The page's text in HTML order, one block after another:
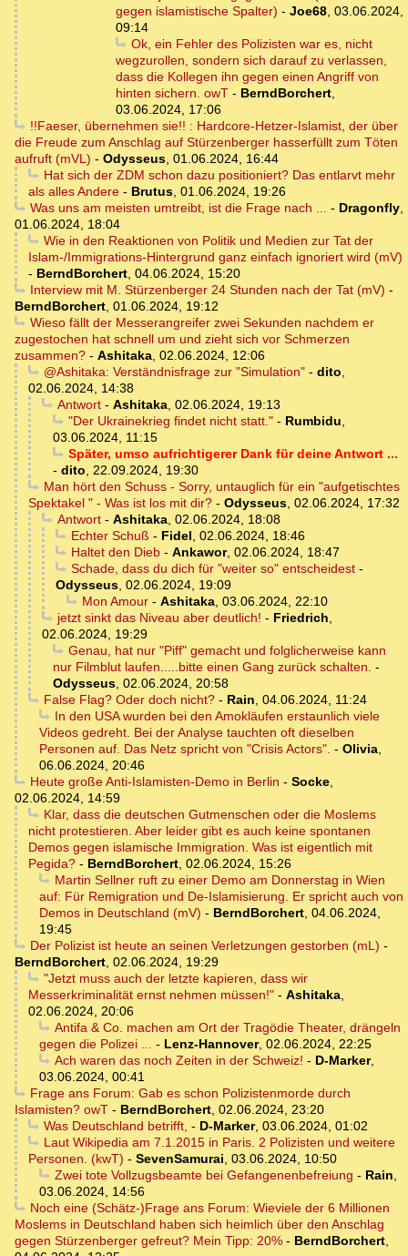
gegen islamistische Spalter) - Joe68, 03.06.2024,
09:14
Ok, ein Fehler des Polizisten war es, nicht
wegzurollen, sondern sich darauf zu verlassen,
dass die Kollegen ihn gegen einen Angriff von
hinten sichern. owT - BerndBorchert,
03.06.2024, 17:06
!!Faeser, übernehmen sie!! : Hardcore-Hetzer-Islamist, der über
die Freude zum Anschlag auf Stürzenberger hasserfüllt zum Töten
aufruft (mVL) - Odysseus, 01.06.2024, 16:44
Hat sich der ZDM schon dazu positioniert? Das entlarvt mehr
als alles Andere - Brutus, 01.06.2024, 19:26
Was uns am meisten umtreibt, ist die Frage nach ... - Dragonfly,
01.06.2024, 18:04
Wie in den Reaktionen von Politik und Medien zur Tat der
Islam-/Immigrations-Hintergrund ganz einfach ignoriert wird (mV)
- BerndBorchert, 04.06.2024, 15:20
Interview mit M. Stürzenberger 24 Stunden nach der Tat (mV) -
BerndBorchert, 01.06.2024, 19:12
Wieso fällt der Messerangreifer zwei Sekunden nachdem er
zugestochen hat schnell um und zieht sich vor Schmerzen
zusammen? - Ashitaka, 02.06.2024, 12:06
@Ashitaka: Verständnisfrage zur "Simulation"- dito,
02.06.2024, 14:38
Antwort- Ashitaka, 02.06.2024, 19:13
"Der Ukrainekrieg findet nicht statt."- Rumbidu,
03.06.2024, 11:15
Später, umso aufrichtigerer Dank für deine Antwort ...
- dito, 22.09.2024, 19:30
Man hört den Schuss - Sorry, untauglich für ein "aufgetischtes
Spektakel " - Was ist los mit dir? - Odysseus, 02.06.2024, 17:32
Antwort- Ashitaka, 02.06.2024, 18:08
Echter Schuß - Fidel, 02.06.2024, 18:46
Haltet den Dieb- Ankawor, 02.06.2024, 18:47
Schade, dass du dich für "weiter so" entscheidest-
Odysseus, 02.06.2024, 19:09
Mon Amour- Ashitaka, 03.06.2024, 22:10
jetzt sinkt das Niveau aber deutlich! - Friedrich,
02.06.2024, 19:29
Genau, hat nur "Piff" gemacht und folglicherweise kann
nur Filmblut laufen.....bitte einen Gang zurück schalten. -
Odysseus, 02.06.2024, 20:58
False Flag? Oder doch nicht?- Rain, 04.06.2024, 11:24
In den USA wurden bei den Amokläufen erstaunlich viele
Videos gedreht. Bei der Analyse tauchten oft dieselben
Personen auf. Das Netz spricht von "Crisis Actors". - Olivia,
06.06.2024, 20:46
Heute große Anti-Islamisten-Demo in Berlin - Socke,
02.06.2024, 14:59
Klar, dass die deutschen Gutmenschen oder die Moslems
nicht protestieren. Aber leider gibt es auch keine spontanen
Demos gegen islamische Immigration. Was ist eigentlich mit
Pegida? - BerndBorchert, 02.06.2024, 15:26
Martin Sellner ruft zu einer Demo am Donnerstag in Wien
auf: Für Remigration und De-Islamisierung. Er spricht auch von
Demos in Deutschland (mV) - BerndBorchert, 04.06.2024,
19:45
Der Polizist ist heute an seinen Verletzungen gestorben (mL) -
BerndBorchert, 02.06.2024, 19:29
"Jetzt muss auch der letzte kapieren, dass wir
Messerkriminalität ernst nehmen müssen!" - Ashitaka,
02.06.2024, 20:06
Antifa & Co. machen am Ort der Tragödie Theater, drängeln
gegen die Polizei ... - Lenz-Hannover, 02.06.2024, 22:25
Ach waren das noch Zeiten in der Schweiz! - D-Marker,
03.06.2024, 00:41
Frage ans Forum: Gab es schon Polizistenmorde durch
Islamisten? owT - BerndBorchert, 02.06.2024, 23:20
Was Deutschland betrifft, - D-Marker, 03.06.2024, 01:02
Laut Wikipedia am 7.1.2015 in Paris. 2 Polizisten und weitere
Personen. (kwT) - SevenSamurai, 03.06.2024, 10:50
Zwei tote Vollzugsbeamte bei Gefangenenbefreiung - Rain,
03.06.2024, 14:56
Noch eine (Schätz-)Frage ans Forum: Wieviele der 6 Millionen
Moslems in Deutschland haben sich heimlich über den Anschlag
gegen Stürzenberger gefreut? Mein Tipp: 20% - BerndBorchert,